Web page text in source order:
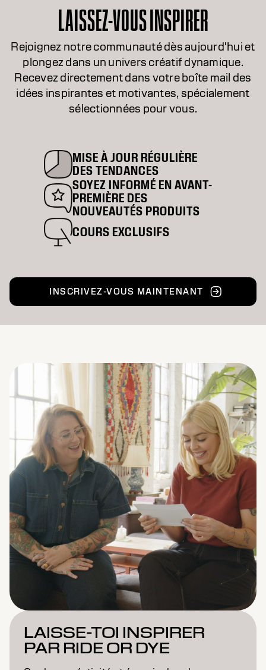
LAISSEZ-VOUS INSPIRER
Rejoignez notre communauté dès aujourd'hui et
plongez dans un univers créatif dynamique.
Recevez directement dans votre boîte mail des
idées inspirantes et motivantes, spécialement
sélectionnées pour vous.
INSCRIVEZ-VOUS MAINTENANT
MISE À JOUR RÉGULIÈRE
DES TENDANCES
SOYEZ INFORMÉ EN AVANT-
PREMIÈRE DES
NOUVEAUTÉS PRODUITS
COURS EXCLUSIFS
LAISSE-TOI INSPIRER
PAR RIDE OR DYE